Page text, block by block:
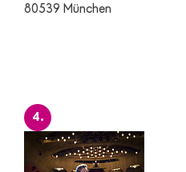
80539 München
4.